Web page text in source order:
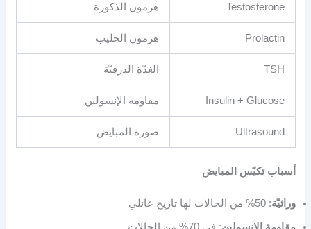
Testosterone هرمون الذكورة
Prolactin هرمون الحليب
TSH الغدّة الدرقيّة
Insulin + Glucose مقاومة الإنسولين
Ultrasound صورة المبايض
أسباب تكيّس المبايض
وراثيّة: 50% من الحالات لها تاريخ عائلي